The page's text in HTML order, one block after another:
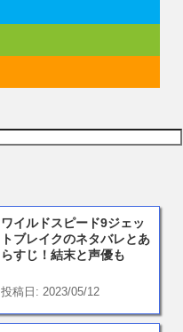
ワイルドスピード9ジェッ
トブレイクのネタバレとあ
らすじ！結末と声優も
投稿日: 2023/05/12